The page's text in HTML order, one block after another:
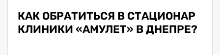
КАК ОБРАТИТЬСЯ В СТАЦИОНАР
КЛИНИКИ «АМУЛЕТ» В ДНЕПРЕ?